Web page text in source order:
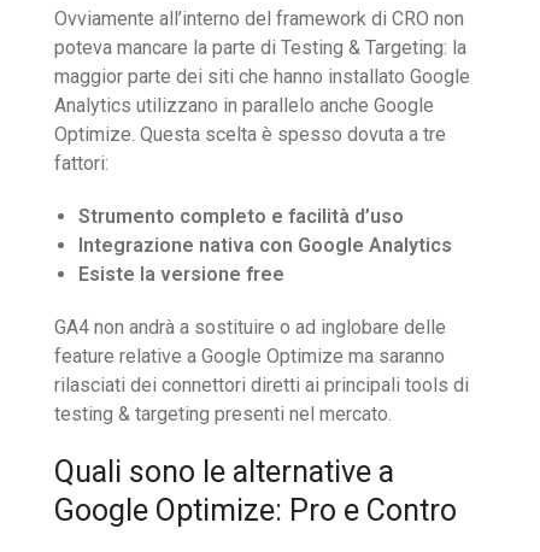
Ovviamente all’interno del framework di CRO non
poteva mancare la parte di Testing & Targeting: la
maggior parte dei siti che hanno installato Google
Analytics utilizzano in parallelo anche Google
Optimize. Questa scelta è spesso dovuta a tre
fattori:
Strumento completo e facilità d’uso
Integrazione nativa con Google Analytics
Esiste la versione free
GA4 non andrà a sostituire o ad inglobare delle
feature relative a Google Optimize ma saranno
rilasciati dei connettori diretti ai principali tools di
testing & targeting presenti nel mercato.
Quali sono le alternative a
Google Optimize: Pro e Contro